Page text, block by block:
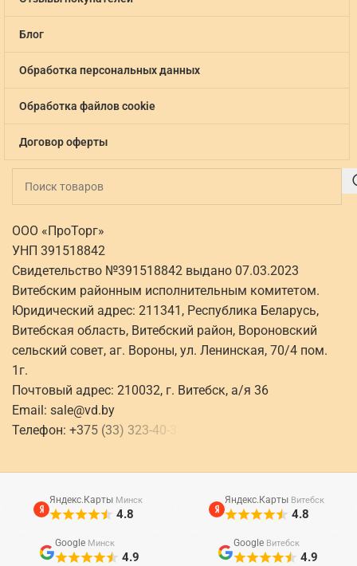
Блог
Обработка персональных данных
Обработка файлов cookie
Договор оферты
ООО «ПроТорг»
УНП 391518842
Свидетельство №391518842 выдано 07.03.2023
Витебским районным исполнительным комитетом.
Юридический адрес: 211341, Республика Беларусь,
Витебская область, Витебский район, Вороновский
сельский совет, аг. Вороны, ул. Ленинская, 70/4 пом.
1г.
Почтовый адрес: 210032, г. Витебск, а/я 36
Email: sale@vd.by
Телефон: +375 (33) 323-40-
Яндекс.Карты Минск
4.8
Яндекс.Карты Витебск
4.8
Google Минск
4.9
Google Витебск
4.9